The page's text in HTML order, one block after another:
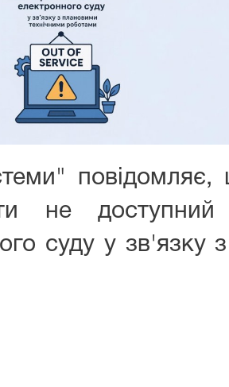
не доступний
суду у зв'язку